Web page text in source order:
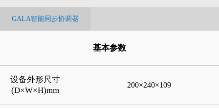
GALA智能同步协调器
基本参数
设备外形尺寸
(D×W×H)mm
200×240×109